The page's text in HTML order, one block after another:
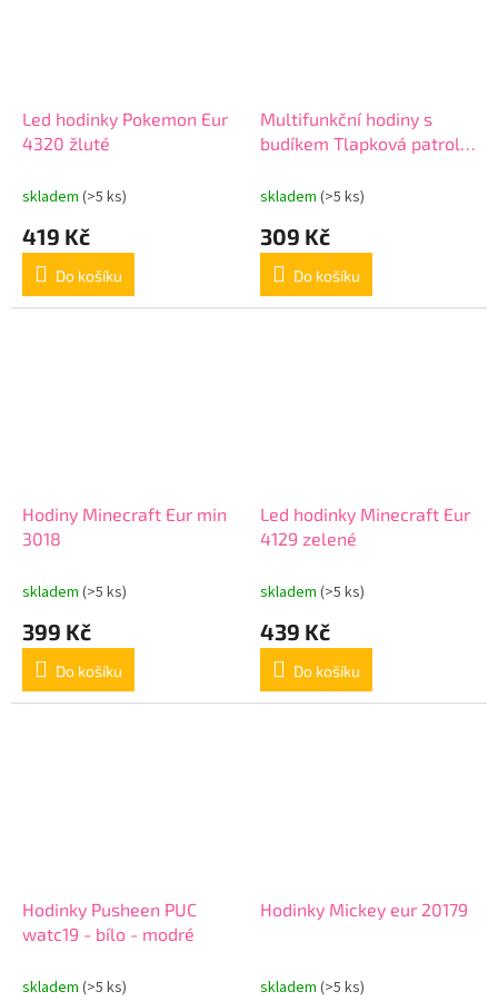
Led hodinky Pokemon Eur
4320 žluté
skladem (>5 ks)
419 Kč
Do košíku
Multifunkční hodiny s
budíkem Tlapková patrola
skladem (>5 ks)
309 Kč
Do košíku
Hodiny Minecraft Eur min
3018
skladem (>5 ks)
399 Kč
Do košíku
Led hodinky Minecraft Eur
4129 zelené
skladem (>5 ks)
439 Kč
Do košíku
Hodinky Pusheen PUC
watc19 - bílo - modré
skladem (>5 ks)
Hodinky Mickey eur 20179
skladem (>5 ks)